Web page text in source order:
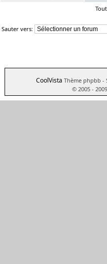
Sauter vers:
CoolVista Thème phpbb -
© 2005 - 2009